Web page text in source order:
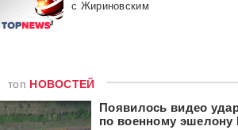
с Жириновским
топ НОВОСТЕЙ
Появилось видео
по военному